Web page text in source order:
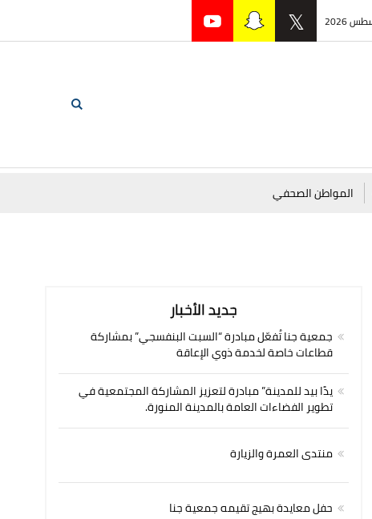
المواطن الصحفي
جديد الأخبار
جمعية جنا تُفعّل مبادرة “السبت البنفسجي” بمشاركة
قطاعات خاصة لخدمة ذوي الإعاقة
يدًا بيد للمدينة” مبادرة لتعزيز المشاركة المجتمعية في
تطوير الفضاءات العامة بالمدينة المنورة.
منتدى العمرة والزيارة
حفل معايدة بهيج تقيمه جمعية جنا